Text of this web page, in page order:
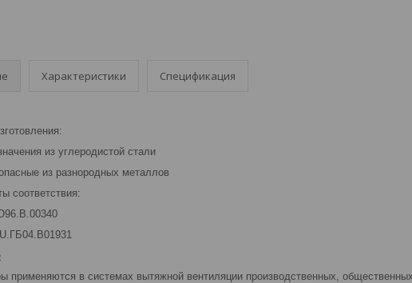
Характеристики Спецификация
из углеродистой стали
из разнородных металлов
соответствия:
применяются в системах вытяжной вентиляции производственных,